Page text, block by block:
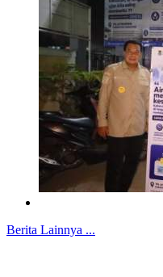
Berita Lainnya ...